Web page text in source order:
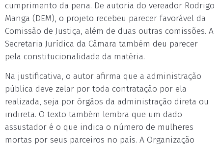
cumprimento da pena. De autoria do vereador Rodrigo
Manga (DEM), o projeto recebeu parecer favorável da
Comissão de Justiça, além de duas outras comissões. A
Secretaria Jurídica da Câmara também deu parecer
pela constitucionalidade da matéria.
Na justificativa, o autor afirma que a administração
pública deve zelar por toda contratação por ela
realizada, seja por órgãos da administração direta ou
indireta. O texto também lembra que um dado
assustador é o que indica o número de mulheres
mortas por seus parceiros no país. A Organização